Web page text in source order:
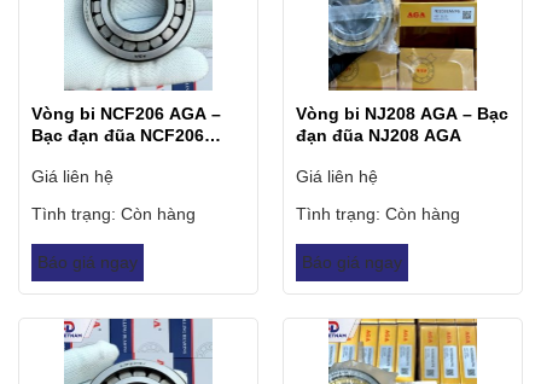
Vòng bi NCF206 AGA –
Bạc đạn đũa NCF206
Giá liên hệ
Tình trạng: Còn hàng
Báo giá ngay
Vòng bi NJ208 AGA – Bạc
đạn đũa NJ208 AGA
Giá liên hệ
Tình trạng: Còn hàng
Báo giá ngay